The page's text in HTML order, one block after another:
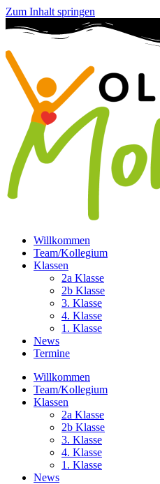
Zum Inhalt springen
Willkommen
Team/Kollegium
Klassen
2a Klasse
2b Klasse
3. Klasse
4. Klasse
1. Klasse
News
Termine
Willkommen
Team/Kollegium
Klassen
2a Klasse
2b Klasse
3. Klasse
4. Klasse
1. Klasse
News